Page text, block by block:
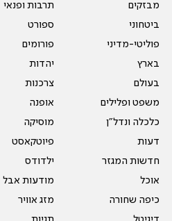
מבזקים
ביטחוני
פוליטי-מדיני
בארץ
בעולם
משפט ופלילים
כלכלה ונדל"ן
דעות
חדשות המגזר
אוכל
כיפה שחורה
תרבות ופנאי
ספורט
פורומים
יהדות
צרכנות
אופנה
מוסיקה
פיוטקאסט
ילדודס
מודעות אבל
מזג אוויר